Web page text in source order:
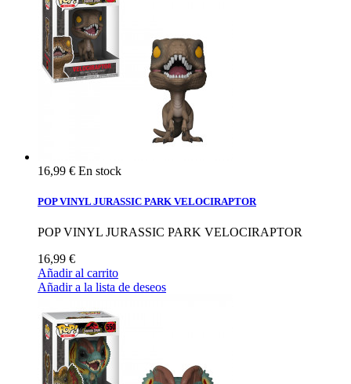
16,99 € En stock
POP VINYL JURASSIC PARK VELOCIRAPTOR
POP VINYL JURASSIC PARK VELOCIRAPTOR
16,99 €
Añadir al carrito
Añadir a la lista de deseos